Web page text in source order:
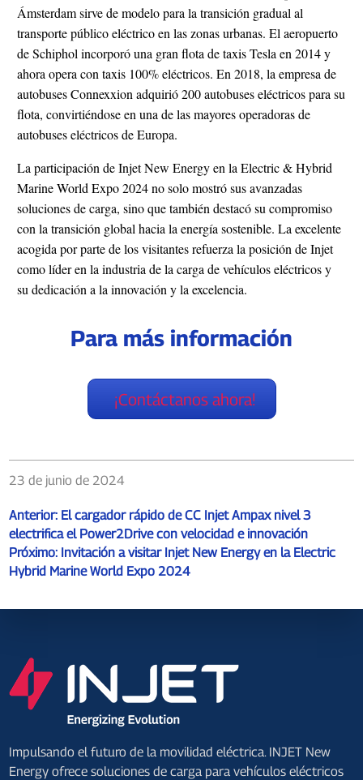
Ámsterdam sirve de modelo para la transición gradual al
transporte público eléctrico en las zonas urbanas. El aeropuerto
de Schiphol incorporó una gran flota de taxis Tesla en 2014 y
ahora opera con taxis 100% eléctricos. En 2018, la empresa de
autobuses Connexxion adquirió 200 autobuses eléctricos para su
flota, convirtiéndose en una de las mayores operadoras de
autobuses eléctricos de Europa.
La participación de Injet New Energy en la Electric & Hybrid
Marine World Expo 2024 no solo mostró sus avanzadas
soluciones de carga, sino que también destacó su compromiso
con la transición global hacia la energía sostenible. La excelente
acogida por parte de los visitantes refuerza la posición de Injet
como líder en la industria de la carga de vehículos eléctricos y
su dedicación a la innovación y la excelencia.
Para más información
¡Contáctanos ahora!
23 de junio de 2024
Anterior: El cargador rápido de CC Injet Ampax nivel 3
electrifica el Power2Drive con velocidad e innovación
Próximo: Invitación a visitar Injet New Energy en la Electric
Hybrid Marine World Expo 2024
Impulsando el futuro de la movilidad eléctrica. INJET New
Energy ofrece soluciones de carga para vehículos eléctricos